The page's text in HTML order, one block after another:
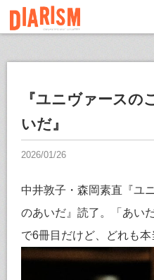
『ユニヴァース
いだ』
中井敦子・森岡素直『ユ
のあいだ』読了。「あい
で6冊目だけど、どれも本